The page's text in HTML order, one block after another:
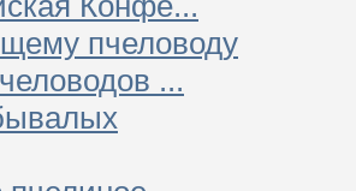
пчеловоду
...